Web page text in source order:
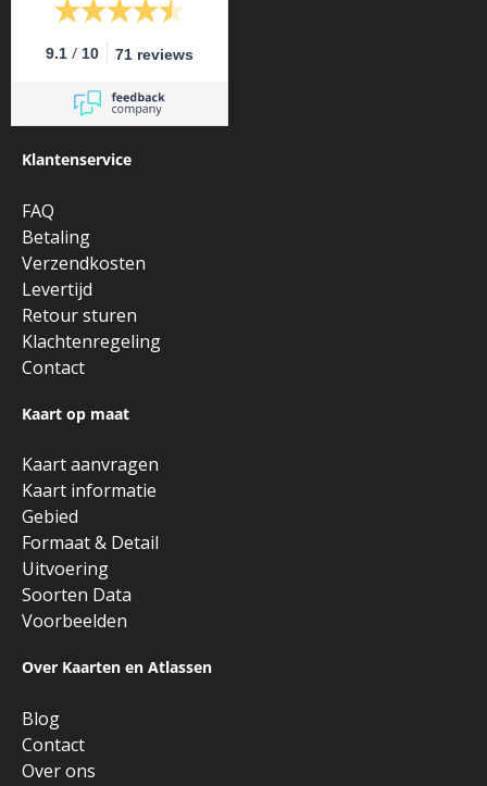
9.1 / 10 71 reviews
Klantenservice
FAQ
Betaling
Verzendkosten
Levertijd
Retour sturen
Klachtenregeling
Contact
Kaart op maat
Kaart aanvragen
Kaart informatie
Gebied
Formaat & Detail
Uitvoering
Soorten Data
Voorbeelden
Over Kaarten en Atlassen
Blog
Contact
Over ons